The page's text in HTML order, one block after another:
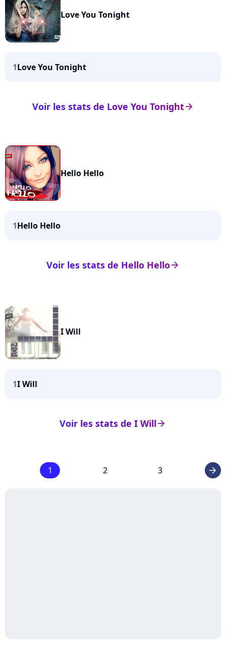
Love You Tonight
1Love You Tonight
arrow_right
Voir les stats de Love You Tonight
Hello Hello
1Hello Hello
arrow_right
Voir les stats de Hello Hello
I Will
1I Will
arrow_right
Voir les stats de I Will
1 2 3 arrow_right